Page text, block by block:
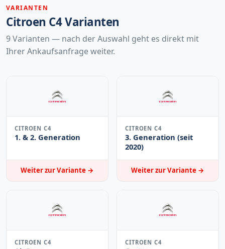
VARIANTEN
Citroen C4 Varianten
9 Varianten — nach der Auswahl geht es direkt mit
Ihrer Ankaufsanfrage weiter.
CITROEN C4
1. & 2. Generation
Weiter zur Variante →
CITROEN C4
3. Generation (seit
2020)
Weiter zur Variante →
CITROEN C4 CITROEN C4